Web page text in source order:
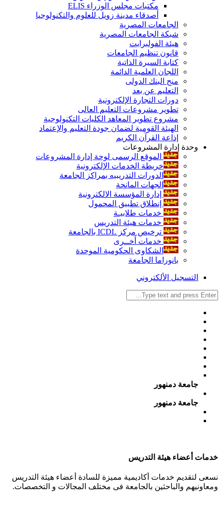
مكتبات مجلس الوزراء ELIS
أصدقاء مدينة زويل للعلوم والتكنولوجيا
الجامعات المصرية
شبكة الجامعات المصرية
هيئة الفولبرايت
قانون تنظيم الجامعات
كتابة السيرة الذاتية
اللجان العلمية الدائمة
منح البنك الدولى
التعليم عن بعد
دورات التجارة الإلكترونية
تطوير مشروعات التعليم العالى
مشروع تطوير المعاهد الكليات التكنولوجية
الهيئة القومية لضمان جودة التعليم والإعتماد
إذاعة القرآن الكريم
وحدة إدارة المشروعات
الموقع الرسمى لوحة إدارة المشروعات
خريطة الخدمات الإلكترونية
الدورات التدريبيه بمراكز الجامعة
الجهات المانحة
إدارة المؤسسة الالكترونية
إنطلاق تطبيق المحمول
خدمات طلابيـة
خدمات هيئة التدريس
ترخيص مركز ICDL بالجامعة
خدمات أخــرى
الشكاوى الحكومية الموحدة
بانوراما الجامعة
التسجيل الألكتروني
جامعة دمنهور
جامعة دمنهور
خدمات أعضاء هيئة التدريس
نسعى لتقديم خدمات أكاديمية مميزة للسادة أعضاء هيئة التدريس
ومعاونيهم والباحثين بالجامعة فى مختلف المجالات و التخصصات.